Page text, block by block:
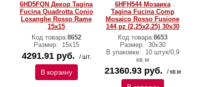
6HD5FQN Декор Tagina
Fucina Quadrotta Conio
Losanghe Rosso Rame
15x15
Код товара:8652
Размер:
15x15
4291.91 руб. / шт.
В корзину
6HFH544 Мозаика
Tagina Fucina Comp
Mosaico Rosso Fusione
144 pz (2,25x2,25) 30x30
Код товара:8653
Размер: 30x30
В упаковке:
10 штук/0,9
кв.м
21360.93 руб. / кв.м